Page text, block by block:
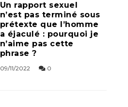
Un rapport sexuel
n’est pas terminé sous
prétexte que l’homme
a éjaculé : pourquoi je
n’aime pas cette
phrase ?
09/11/2022 0